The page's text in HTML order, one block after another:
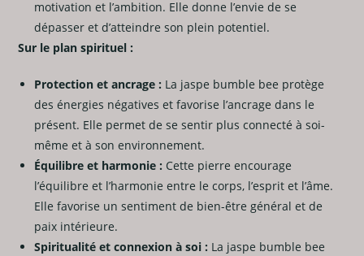
motivation et l’ambition. Elle donne l’envie de se
dépasser et d’atteindre son plein potentiel.
Sur le plan spirituel :
Protection et ancrage : La jaspe bumble bee protège
des énergies négatives et favorise l’ancrage dans le
présent. Elle permet de se sentir plus connecté à soi-
même et à son environnement.
Équilibre et harmonie : Cette pierre encourage
l’équilibre et l’harmonie entre le corps, l’esprit et l’âme.
Elle favorise un sentiment de bien-être général et de
paix intérieure.
Spiritualité et connexion à soi : La jaspe bumble bee